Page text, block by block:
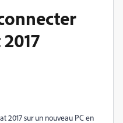
2017 sur un nouveau PC en